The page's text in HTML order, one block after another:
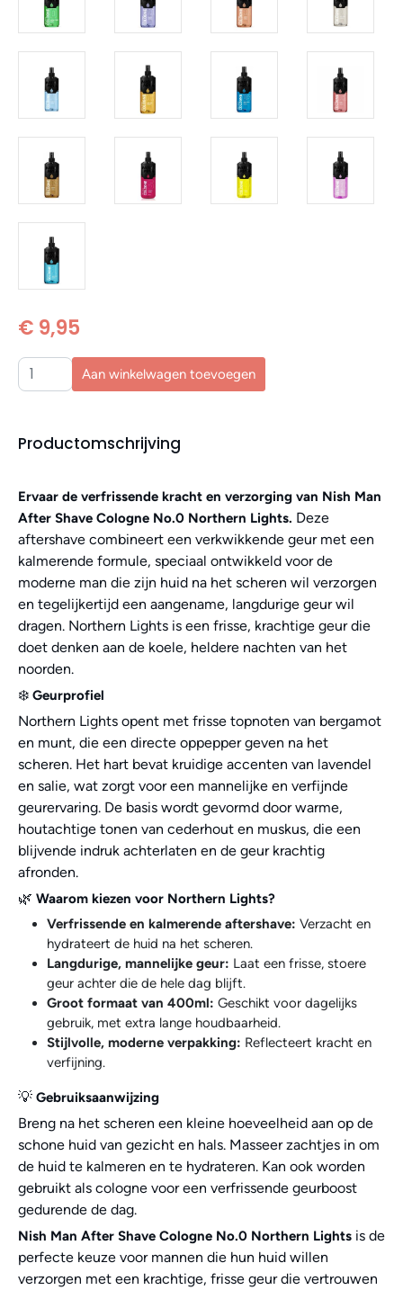
€ 9,95
Aan winkelwagen toevoegen
Productomschrijving
Ervaar de verfrissende kracht en verzorging van Nish Man
After Shave Cologne No.0 Northern Lights. Deze
aftershave combineert een verkwikkende geur met een
kalmerende formule, speciaal ontwikkeld voor de
moderne man die zijn huid na het scheren wil verzorgen
en tegelijkertijd een aangename, langdurige geur wil
dragen. Northern Lights is een frisse, krachtige geur die
doet denken aan de koele, heldere nachten van het
noorden.
❄️ Geurprofiel
Northern Lights opent met frisse topnoten van bergamot
en munt, die een directe oppepper geven na het
scheren. Het hart bevat kruidige accenten van lavendel
en salie, wat zorgt voor een mannelijke en verfijnde
geurervaring. De basis wordt gevormd door warme,
houtachtige tonen van cederhout en muskus, die een
blijvende indruk achterlaten en de geur krachtig
afronden.
🌿 Waarom kiezen voor Northern Lights?
Verfrissende en kalmerende aftershave: Verzacht en
hydrateert de huid na het scheren.
Langdurige, mannelijke geur: Laat een frisse, stoere
geur achter die de hele dag blijft.
Groot formaat van 400ml: Geschikt voor dagelijks
gebruik, met extra lange houdbaarheid.
Stijlvolle, moderne verpakking: Reflecteert kracht en
verfijning.
💡 Gebruiksaanwijzing
Breng na het scheren een kleine hoeveelheid aan op de
schone huid van gezicht en hals. Masseer zachtjes in om
de huid te kalmeren en te hydrateren. Kan ook worden
gebruikt als cologne voor een verfrissende geurboost
gedurende de dag.
Nish Man After Shave Cologne No.0 Northern Lights is de
perfecte keuze voor mannen die hun huid willen
verzorgen met een krachtige, frisse geur die vertrouwen